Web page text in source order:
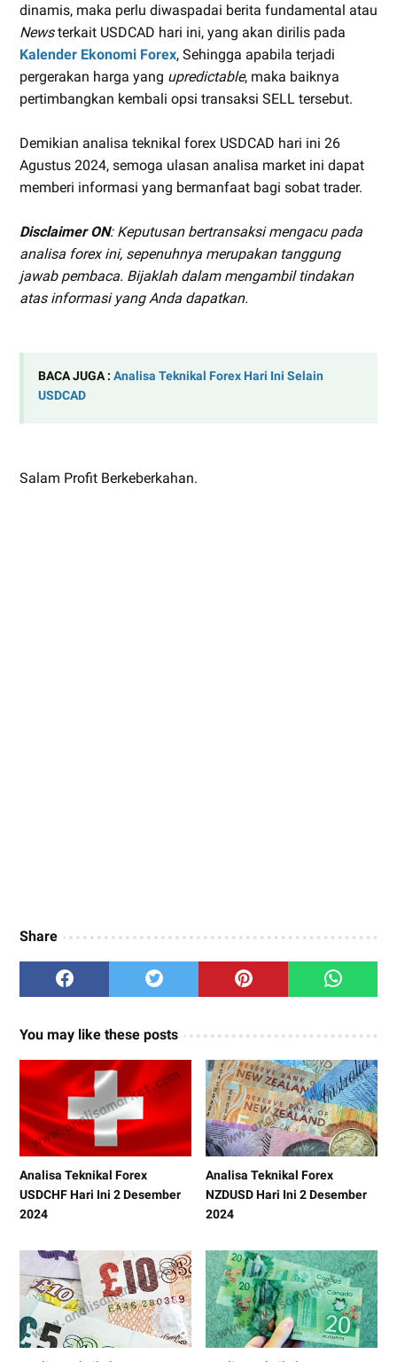
dinamis, maka perlu diwaspadai berita fundamental atau
Newsterkait USDCAD hari ini, yang akan dirilis pada
Kalender Ekonomi Forex, Sehingga apabila terjadi
pergerakan harga yang upredictable, maka baiknya
pertimbangkan kembali opsi transaksi SELL tersebut.
Demikian analisa teknikal forex USDCAD hari ini 26
Agustus 2024, semoga ulasan analisa market ini dapat
memberi informasi yang bermanfaat bagi sobat trader.
Disclaimer ON: Keputusan bertransaksi mengacu pada
analisa forex ini, sepenuhnya merupakan tanggung
jawab pembaca. Bijaklah dalam mengambil tindakan
atas informasi yang Anda dapatkan.
BACA JUGA : Analisa Teknikal Forex Hari Ini Selain
USDCAD
Salam Profit Berkeberkahan.
Share
You may like these posts
Analisa Teknikal Forex
USDCHF Hari Ini 2 Desember
2024
Analisa Teknikal Forex
NZDUSD Hari Ini 2 Desember
2024